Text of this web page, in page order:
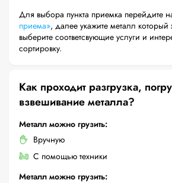
Для выбора пункта приемка перейдите
приема», далее укажите металл который
выберите соответсвующие услуги и интересующую Вас
сортировку.
Как проходит разгрузка,
взвешивание металла?
Металл можно грузить:
Вручную
С помощью техники
Металл можно грузить: